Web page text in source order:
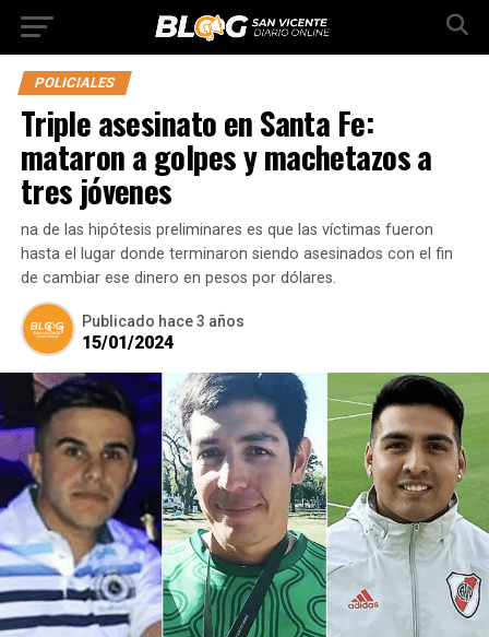
POLICIALES
Triple asesinato en Santa Fe:
mataron a golpes y machetazos a
tres jóvenes
na de las hipótesis preliminares es que las víctimas fueron
hasta el lugar donde terminaron siendo asesinados con el fin
de cambiar ese dinero en pesos por dólares.
Publicado hace 3 años
15/01/2024